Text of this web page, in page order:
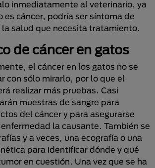
inmediatamente al veterinario, ya
es cáncer, podría ser síntoma de
la salud que necesita tratamiento.
de cáncer en gatos
el cáncer en los gatos no se
con sólo mirarlo, por lo que el
realizar más pruebas. Casi
muestras de sangre para
del cáncer y para asegurarse
la causante. También se
y a veces, una ecografía o una
para identificar dónde y qué
en cuestión. Una vez que se ha